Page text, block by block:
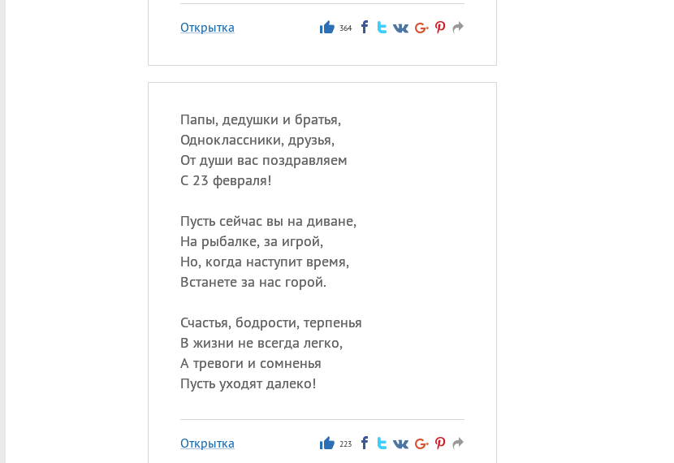
Открытка 364
Папы, дедушки и братья,
Одноклассники, друзья,
От души вас поздравляем
С 23 февраля!
Пусть сейчас вы на диване,
На рыбалке, за игрой,
Но, когда наступит время,
Встанете за нас горой.
Счастья, бодрости, терпенья
В жизни не всегда легко,
А тревоги и сомненья
Пусть уходят далеко!
Открытка 223